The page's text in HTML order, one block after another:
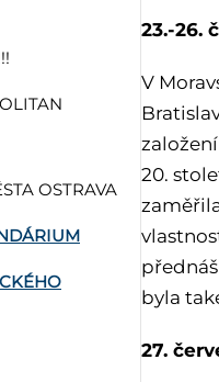
OSTRAVA
23.-26.
V
20.
byla
27.